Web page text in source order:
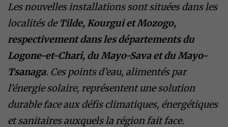
Les nouvelles installations sont situées dans les
localités deTilde, Kourgui et Mozogo,
respectivement dans les départements du
Logone-et-Chari, du Mayo-Sava et du Mayo-
Tsanaga. Ces points d’eau, alimentés par
l’énergie solaire, représentent une solution
durable face aux défis climatiques, énergétiques
et sanitaires auxquels la région fait face.